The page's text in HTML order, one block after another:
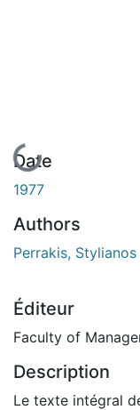
En cours de
Date
1977
Authors
Perrakis, Stylianos
Éditeur
Faculty of
Description
Le texte intégral